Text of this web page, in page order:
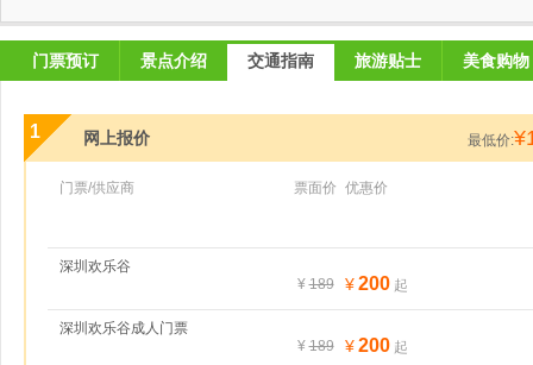
门票预订 景点介绍 交通指南 旅游贴士 美食购物
1 网上报价 最低价:
门票/供应商 票面价 优惠价
深圳欢乐谷
¥ 189 ¥200 起
深圳欢乐谷成人门票
¥ 189 ¥200 起